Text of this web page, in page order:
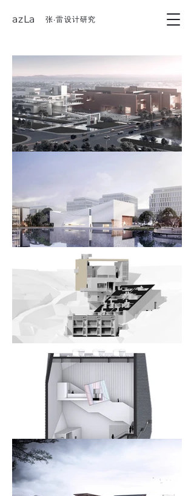
azLa 张·雷设计研究